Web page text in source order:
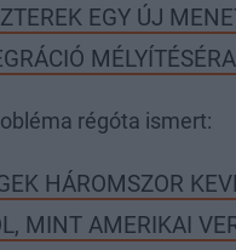
EGY ÚJ
régóta ismert:
HÁROMSZOR
MINT AMERIKAI